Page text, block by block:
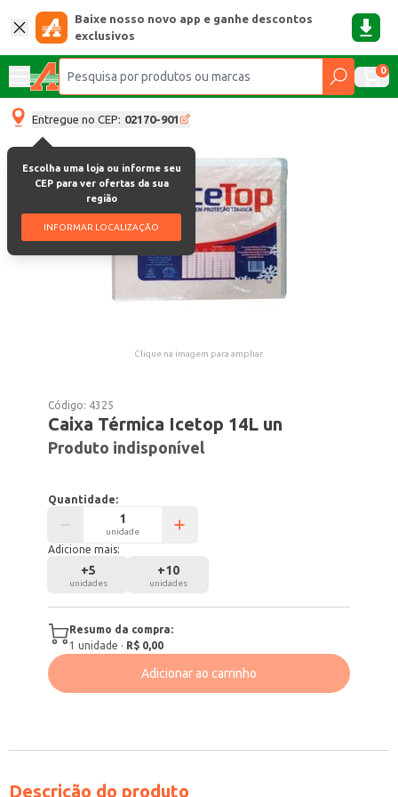
Baixe nosso novo app e ganhe descontos
exclusivos
0
Entregue no CEP: 02170-901
Escolha uma loja ou informe seu
CEP para ver ofertas da sua
região
INFORMAR LOCALIZAÇÃO
Clique na imagem para ampliar.
Código: 4325
Caixa Térmica Icetop 14L un
Produto indisponível
Quantidade:
unidade
Adicione mais:
+5
unidades
+10
unidades
Resumo da compra:
1 unidade · R$ 0,00
Adicionar ao carrinho
Descrição do produto